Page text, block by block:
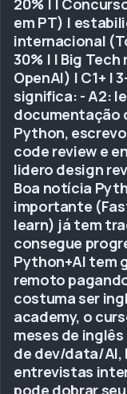
20% | |
em PT) |
internacional
30% | | Big
OpenAI) | C1+ |
significa: - A2:
documentação
Python,
code review e
lidero design
Boa notícia
importante
learn) já tem
consegue
Python+AI tem
remoto
costuma ser
academy, o
meses de
de dev/data/AI,
entrevistas
pode dobrar